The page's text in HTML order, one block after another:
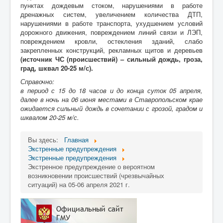
пунктах дождевым стоком, нарушениями в работе
дренажных систем, увеличением количества ДТП,
нарушениями в работе транспорта, ухудшением условий
дорожного движения, повреждением линий связи и ЛЭП,
повреждением кровли, остекления зданий, слабо
закрепленных конструкций, рекламных щитов и деревьев
(источник ЧС (происшествий) – сильный дождь, гроза,
град, шквал 20-25 м/с).
Справочно:
в период с 15 до 18 часов и до конца суток 05 апреля,
далее в ночь на 06 июня местами в Ставропольском крае
ожидается сильный дождь в сочетании с грозой, градом и
шквалом 20-25 м/с.
Вы здесь:
Главная
Экстренные предупреждения
Экстренные предупреждения
Экстренное предупреждение о вероятном
возникновении происшествий (чрезвычайных
ситуаций) на 05-06 апреля 2021 г.